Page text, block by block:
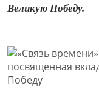
Великую Победу.